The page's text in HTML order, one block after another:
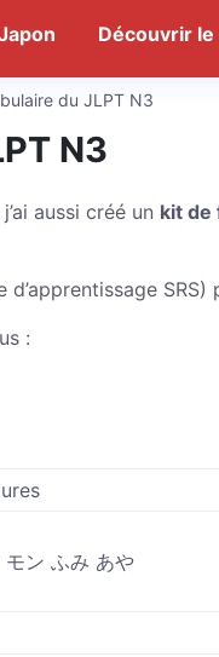
du JLPT N3
N3
aussi créé un kit de
d’apprentissage
:
モン ふみ あや
Découvrir le